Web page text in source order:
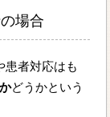
場合
患者対応はも
どうかという